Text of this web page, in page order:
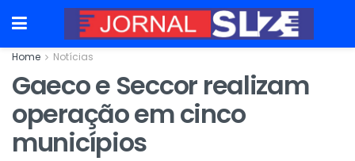
Home Notícias
Gaeco e Seccor realizam
operação em cinco
municípios